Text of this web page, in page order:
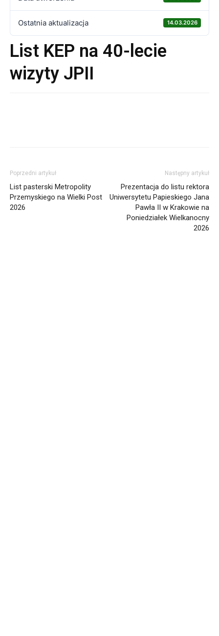
Ostatnia aktualizacja 14.03.2026
List KEP na 40-lecie
wizyty JPII
Poprzedni artykuł
List pasterski Metropolity
Przemyskiego na Wielki Post
2026
Następny artykuł
Prezentacja do listu rektora
Uniwersytetu Papieskiego Jana
Pawła II w Krakowie na
Poniedziałek Wielkanocny
2026